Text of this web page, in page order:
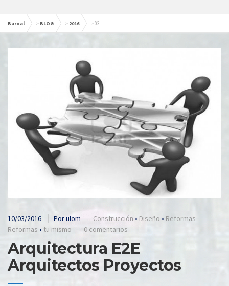
Baroal > BLOG > 2016 >03
10/03/2016 Por ulom Construcción • Diseño • Reformas
Reformas • tu mismo 0 comentarios
Arquitectura E2E
Arquitectos Proyectos